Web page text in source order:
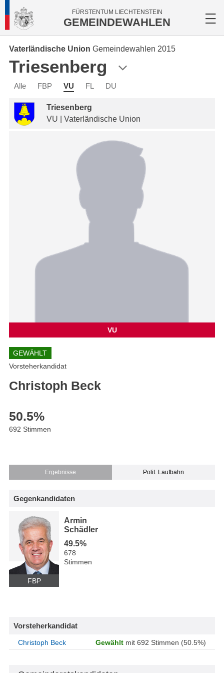
FÜRSTENTUM LIECHTENSTEIN
GEMEINDEWAHLEN
Vaterländische Union Gemeindewahlen 2015
Triesenberg
Alle FBP VU FL DU
Triesenberg
VU | Vaterländische Union
VU
GEWÄHLT
Vorsteherkandidat
Christoph Beck
50.5%
692 Stimmen
Ergebnisse Polit. Laufbahn
Gegenkandidaten
FBP
Armin
Schädler
49.5%
678
Stimmen
Vorsteherkandidat
Christoph Beck Gewählt mit 692 Stimmen (50.5%)